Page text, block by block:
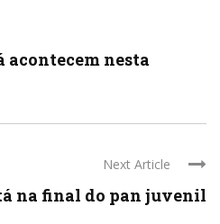
acontecem nesta
Next Article
na final do pan juvenil